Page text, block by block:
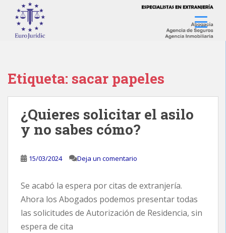
Etiqueta: sacar papeles
¿Quieres solicitar el asilo
y no sabes cómo?
15/03/2024 Deja un comentario
Se acabó la espera por citas de extranjería.
Ahora los Abogados podemos presentar todas
las solicitudes de Autorización de Residencia, sin
espera de cita